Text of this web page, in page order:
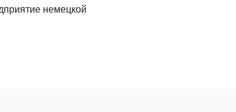
немецкой